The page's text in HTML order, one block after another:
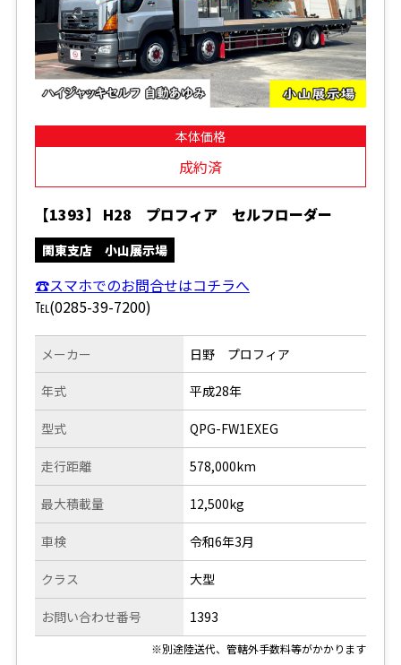
本体価格
成約済
【1393】 H28 プロフィア セルフローダー
関東支店 小山展示場
☎スマホでのお問合せはコチラへ
℡(0285-39-7200)
メーカー
年式
型式
走行距離
日野 プロフィア
平成28年
QPG-FW1EXEG
578,000km
最大積載量
車検
クラス
お問い合わせ番号
12,500kg
令和6年3月
大型
1393
※別途陸送代、管轄外手数料等がかかります